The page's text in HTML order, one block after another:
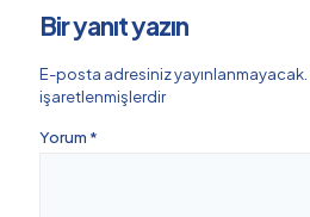
Bir yanıt yazın
E-posta adresiniz yayınlanmayacak.
işaretlenmişlerdir
Yorum *